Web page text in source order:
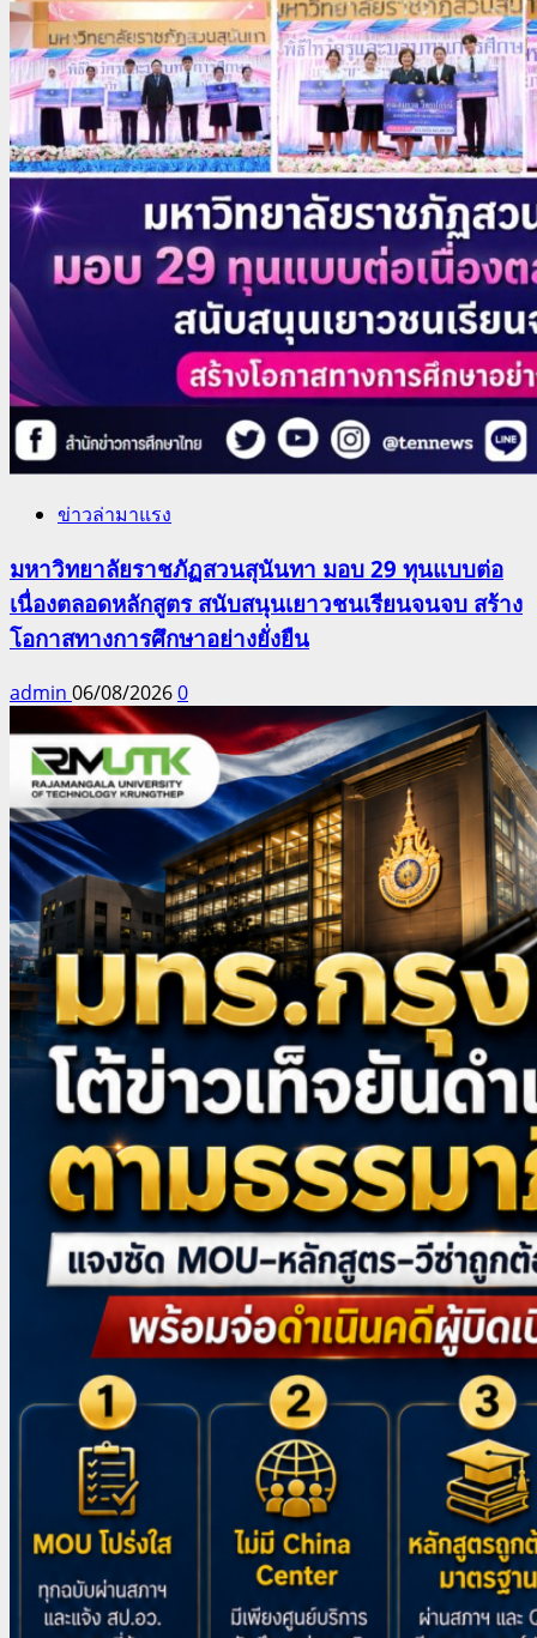
ข่าวล่ามาแรง
มหาวิทยาลัยราชภัฏสวนสุนันทา มอบ 29 ทุนแบบต่อ
เนื่องตลอดหลักสูตร สนับสนุนเยาวชนเรียนจนจบ สร้าง
โอกาสทางการศึกษาอย่างยั่งยืน
admin 06/08/20260